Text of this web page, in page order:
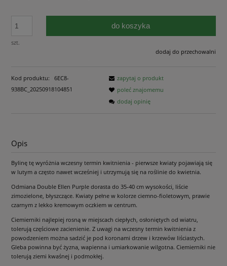
szt.
do koszyka
dodaj do przechowalni
Kod produktu:
6EC8-
938BC_20250918104851
zapytaj o produkt
poleć znajomemu
dodaj opinię
Opis
Bylinę tę wyróżnia wczesny termin kwitnienia - pierwsze kwiaty pojawiają się
w lutym a często nawet wcześniej i utrzymują się na roślinie do kwietnia.
Odmiana Double Ellen Purple dorasta do 35-40 cm wysokości, liście
zimozielone, błyszczące. Kwiaty pełne w kolorze ciemno-fioletowym, prawie
czarnym z lekko kremowym oczkiem w centrum.
Ciemierniki najlepiej rosną w miejscach ciepłych, osłoniętych od wiatru,
tolerują częściowe zacienienie. Z uwagi na wczesny termin kwitnienia z
powodzeniem można sadzić je pod koronami drzew i krzewów liściastych.
Gleba powinna być żyzna, wapienna i umiarkowanie wilgotna. Ciemierniki nie
tolerują ziemi kwaśnej i podmokłej.